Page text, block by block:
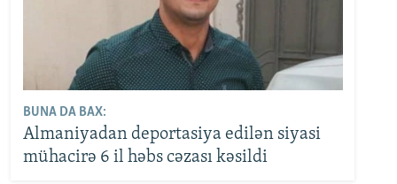
BUNA DA BAX:
Almaniyadan deportasiya edilən siyasi
mühacirə 6 il həbs cəzası kəsildi